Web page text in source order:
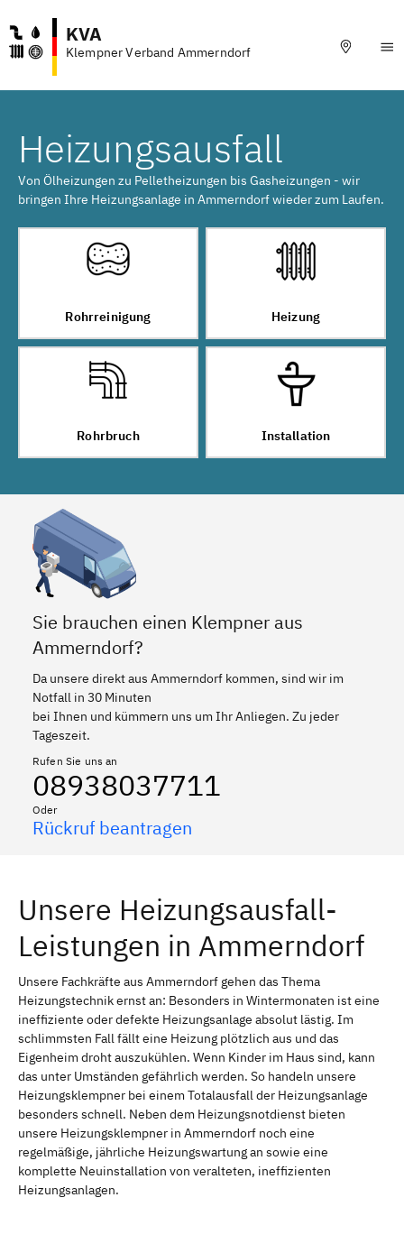
KVA
Klempner Verband Ammerndorf
Heizungsausfall
Von Ölheizungen zu Pelletheizungen bis Gasheizungen - wir
bringen Ihre Heizungsanlage in Ammerndorf wieder zum Laufen.
Rohrreinigung Heizung
Rohrbruch Installation
Sie brauchen einen Klempner aus
Ammerndorf?
Da unsere direkt aus Ammerndorf kommen, sind wir im
Notfall in 30 Minuten
bei Ihnen und kümmern uns um Ihr Anliegen. Zu jeder
Tageszeit.
Rufen Sie uns an
08938037711
Oder
Rückruf beantragen
Unsere Heizungsausfall-
Leistungen in Ammerndorf
Unsere Fachkräfte aus Ammerndorf gehen das Thema
Heizungstechnik ernst an: Besonders in Wintermonaten ist eine
ineffiziente oder defekte Heizungsanlage absolut lästig. Im
schlimmsten Fall fällt eine Heizung plötzlich aus und das
Eigenheim droht auszukühlen. Wenn Kinder im Haus sind, kann
das unter Umständen gefährlich werden. So handeln unsere
Heizungsklempner bei einem Totalausfall der Heizungsanlage
besonders schnell. Neben dem Heizungsnotdienst bieten
unsere Heizungsklempner in Ammerndorf noch eine
regelmäßige, jährliche Heizungswartung an sowie eine
komplette Neuinstallation von veralteten, ineffizienten
Heizungsanlagen.